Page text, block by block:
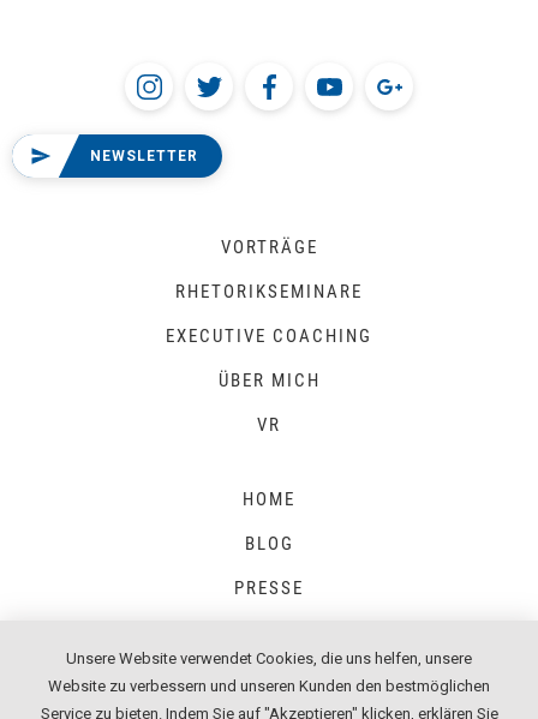
NEWSLETTER
HOME
VORTRÄGE
RHETORIKSEMINARE
EXECUTIVE COACHING
ÜBER MICH
VR
BLOG
PRESSE
IMPRESSUM
Unsere Website verwendet Cookies, die uns helfen, unsere
Website zu verbessern und unseren Kunden den bestmöglichen
Service zu bieten. Indem Sie auf "Akzeptieren" klicken, erklären Sie